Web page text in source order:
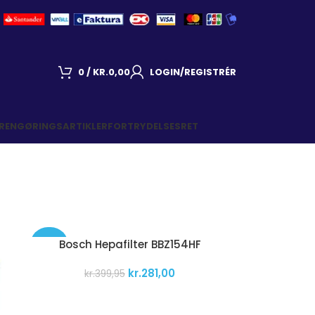
0/ KR.0,00 LOGIN/REGISTRÉR
FORTRYDELSESRET
-30%Bosch Hepafilter BBZ154HF
kr.399,95 kr.281,00